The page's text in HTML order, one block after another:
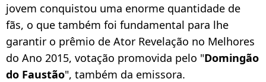
jovem conquistou uma enorme quantidade de
fãs, o que também foi fundamental para lhe
garantir o prêmio de Ator Revelação no Melhores
do Ano 2015, votação promovida pelo "Domingão
do Faustão", também da emissora.